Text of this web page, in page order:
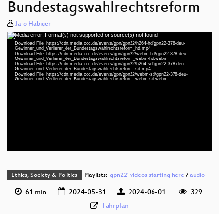
Bundestagswahlrechtsreform
Jaro Habiger
Video
Player
Media error: Format(s) not supported or source(s) not found
Download File: https://cdn.media.ccc.de/events/gpn/gpn22/h264-hd/gpn22-378-deu-
Gewinner_und_Verlierer_der_Bundestagswahlrechtsreform_hd.mp4
Download File: https://cdn.media.ccc.de/events/gpn/gpn22/webm-hd/gpn22-378-deu-
Gewinner_und_Verlierer_der_Bundestagswahlrechtsreform_webm-hd.webm
Download File: https://cdn.media.ccc.de/events/gpn/gpn22/h264-sd/gpn22-378-deu-
Gewinner_und_Verlierer_der_Bundestagswahlrechtsreform_sd.mp4
Download File: https://cdn.media.ccc.de/events/gpn/gpn22/webm-sd/gpn22-378-deu-
Gewinner_und_Verlierer_der_Bundestagswahlrechtsreform_webm-sd.webm
deu 1080p (mp4)
Ethics, Society & Politics Playlists: 'gpn22' videos starting here/ audio
61 min 2024-05-31 2024-06-01
329
Fahrplan